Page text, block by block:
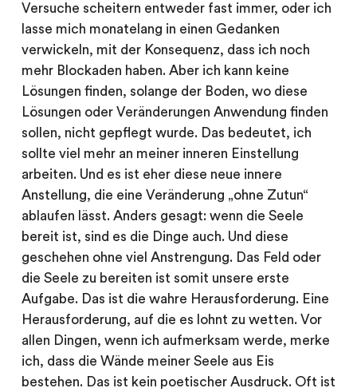
Versuche scheitern entweder fast immer, oder ich
lasse mich monatelang in einen Gedanken
verwickeln, mit der Konsequenz, dass ich noch
mehr Blockaden haben. Aber ich kann keine
Lösungen finden, solange der Boden, wo diese
Lösungen oder Veränderungen Anwendung finden
sollen, nicht gepflegt wurde. Das bedeutet, ich
sollte viel mehr an meiner inneren Einstellung
arbeiten. Und es ist eher diese neue innere
Anstellung, die eine Veränderung „ohne Zutun“
ablaufen lässt. Anders gesagt: wenn die Seele
bereit ist, sind es die Dinge auch. Und diese
geschehen ohne viel Anstrengung. Das Feld oder
die Seele zu bereiten ist somit unsere erste
Aufgabe. Das ist die wahre Herausforderung. Eine
Herausforderung, auf die es lohnt zu wetten. Vor
allen Dingen, wenn ich aufmerksam werde, merke
ich, dass die Wände meiner Seele aus Eis
bestehen. Das ist kein poetischer Ausdruck. Oft ist